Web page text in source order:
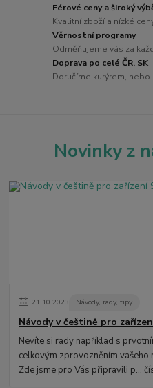
Férové ceny a široký
Kvalitní zboží a nízké
Věrnostní programy
Odměňujeme vás za
Doprava po celé ČR, SK
Doručíme kurýrem, nebo
Novinky z
21.10.2023 Návody, rady, tipy
Návody v češtině pro
Nevíte si rady například s
celkovým zprovozněním vašeho
Zde jsme pro Vás připravili p...